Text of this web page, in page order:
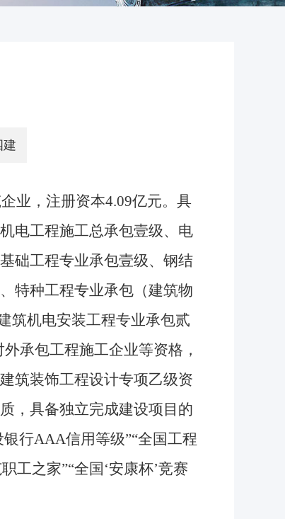
建
业，注册资本4.09亿元。具
电工程施工总承包壹级、电
础工程专业承包壹级、钢结
特种工程专业承包（建筑物
筑机电安装工程专业承包贰
承包工程施工企业等资格，
筑装饰工程设计专项乙级资
，具备独立完成建设项目的
行AAA信用等级”“全国工程
工之家”“全国‘安康杯’竞赛